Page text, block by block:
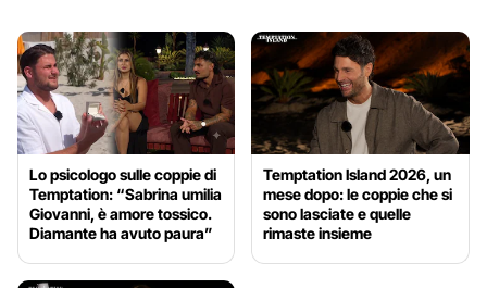
Lo psicologo sulle coppie di
Temptation: “Sabrina umilia
Giovanni, è amore tossico.
Diamante ha avuto paura”
Temptation Island 2026, un
mese dopo: le coppie che si
sono lasciate e quelle
rimaste insieme